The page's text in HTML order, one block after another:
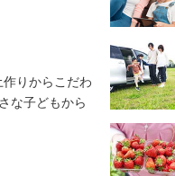
りからこだわ
な子どもから